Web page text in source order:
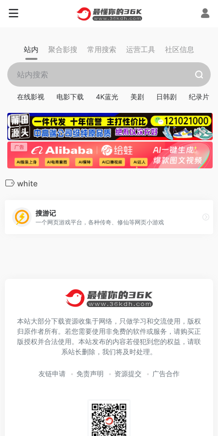
站内 聚合影搜 常用搜索 运营工具 社区信息
在线影视 电影下载 4K蓝光 美剧 日韩剧 纪录片
white
搜游记
一个网页游戏平台，各种传奇、修仙等网页小游戏
本站大部分下载资源收集于网络，只做学习和交流使用，版权
归原作者所有。若您需要使用非免费的软件或服务，请购买正
版授权并合法使用。本站发布的内容若侵犯到您的权益，请联
系站长删除，我们将及时处理。
友链申请 免责声明 资源提交 广告合作